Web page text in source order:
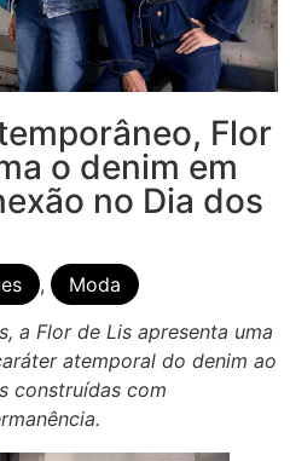
Flor
o denim em
no Dia dos
,
Moda
a Flor de Lis apresenta uma
atemporal do denim ao
construídas com